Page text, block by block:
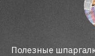
Полезные